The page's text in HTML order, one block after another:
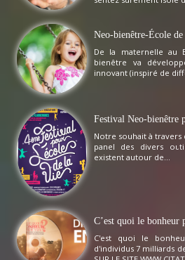
Neo-bienêtre-École
De la maternelle au
bienêtre va
innovant (inspiré de
Festival Neo-bienêtre
Notre souhait à
panel des divers
existent autour de...
C’est quoi le bonheur
C'est quoi le
d'individus 7 milliards